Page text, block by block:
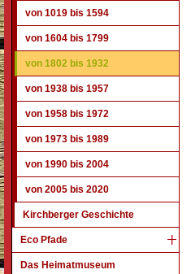
von 1019 bis 1594
von 1604 bis 1799
von 1802 bis 1932
von 1938 bis 1957
von 1958 bis 1972
von 1973 bis 1989
von 1990 bis 2004
von 2005 bis 2020
Kirchberger Geschichte
Eco Pfade
Das Heimatmuseum